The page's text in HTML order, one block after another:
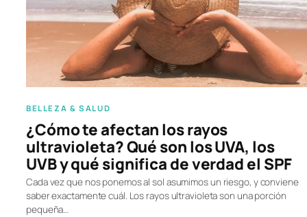
BELLEZA & SALUD
¿Cómo te afectan los rayos
ultravioleta? Qué son los UVA, los
UVB y qué significa de verdad el SPF
Cada vez que nos ponemos al sol asumimos un riesgo, y conviene
saber exactamente cuál. Los rayos ultravioleta son una porción
pequeña…